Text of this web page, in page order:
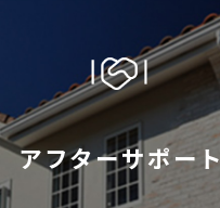
アフターサポート